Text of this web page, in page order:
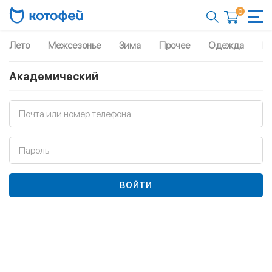
0
Лето Межсезонье Зима Прочее Одежда
Академический
Почта или номер телефона
Пароль
ВОЙТИ